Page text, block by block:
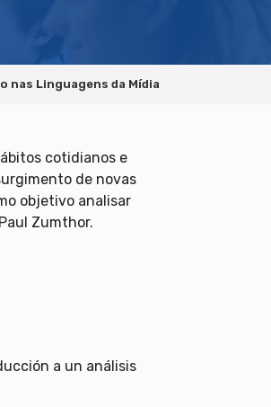
nas Linguagens da Mídia
cotidianos e
de novas
objetivo analisar
Zumthor.
a un análisis